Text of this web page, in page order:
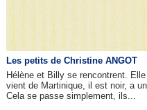
Les petits de Christine ANGOT
Hélène et Billy se rencontrent.
vient de Martinique, il est noir, a
Cela se passe simplement, ils...